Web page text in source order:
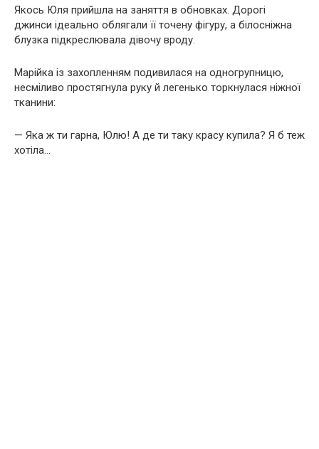
Якось Юля прийшла на заняття в обновках. Дорогі
джинси ідеально облягали її точену фігуру, а білосніжна
блузка підкреслювала дівочу вроду.
Марійка із захопленням подивилася на одногрупницю,
несміливо простягнула руку й легенько торкнулася ніжної
тканини:
— Яка ж ти гарна, Юлю! А де ти таку красу купила? Я б теж
хотіла…